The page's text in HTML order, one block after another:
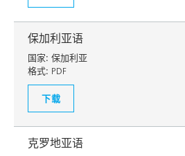
保加利亚语
国家: 保加利亚
格式: PDF
下载
克罗地亚语